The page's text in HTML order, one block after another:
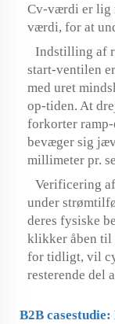
Cv-værdi er lig
værdi, for at
Indstilling af
start-ventilen
med uret
op-tiden. At
forkorter ramp-
bevæger sig
millimeter pr.
Verificering
under
deres fysiske
klikker åben til
for tidligt, vil
resterende del
B2B